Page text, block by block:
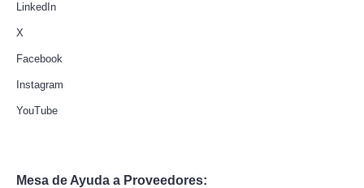
LinkedIn
X
Facebook
Instagram
YouTube
Mesa de Ayuda a Proveedores: